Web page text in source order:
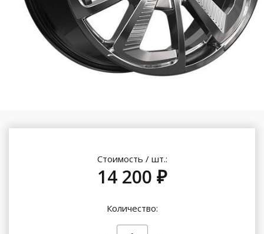
Стоимость / шт.:
14 200 ₽
Количество: